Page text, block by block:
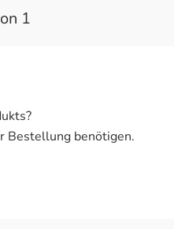
1
Bestellung benötigen.